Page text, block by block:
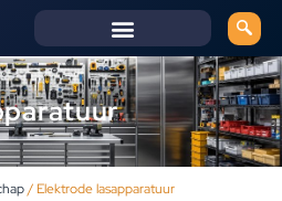
/ Elektrode lasapparatuur